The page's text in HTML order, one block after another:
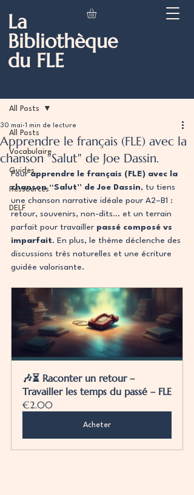
La
Bibliothèque
du FLE
All Posts
Vocabulaire
Guides
Ressources
DELF
All Posts
Apprendre le français (FLE) avec la
chanson "Salut" de Joe Dassin.
30 mai 1 min de lecture
Pour apprendre le français (FLE) avec la
chanson “Salut” de Joe Dassin, tu tiens
une chanson narrative idéale pour A2–B1 :
retour, souvenirs, non-dits… et un terrain
parfait pour travailler passé composé vs
imparfait. En plus, le thème déclenche des
discussions très naturelles et une écriture
guidée valorisante.
🎶⏳ Raconter un retour –
Travailler les temps du passé – FLE
€2.00
Acheter